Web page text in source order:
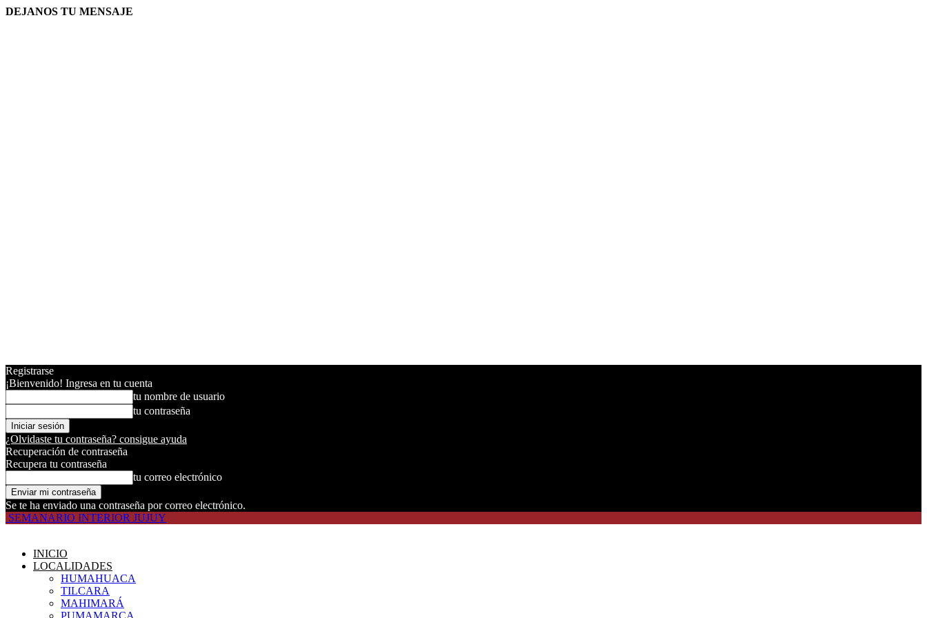
DEJANOS TU MENSAJE
Registrarse
¡Bienvenido! Ingresa en tu cuenta
tu nombre de usuario
tu contraseña
¿Olvidaste tu contraseña? consigue ayuda
Recuperación de contraseña
Recupera tu contraseña
tu correo electrónico
Se te ha enviado una contraseña por correo electrónico.
SEMANARIO INTERIOR JUJUY
INICIO
LOCALIDADES
HUMAHUACA
TILCARA
MAHIMARÁ
PUMAMARCA